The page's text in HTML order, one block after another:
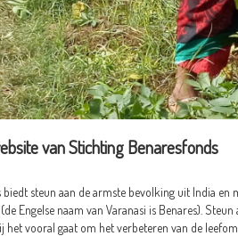
van Stichting Benaresfonds
steun aan de armste bevolking uit India en
Engelse naam van Varanasi is Benares).
het vooral gaat om het verbeteren van de